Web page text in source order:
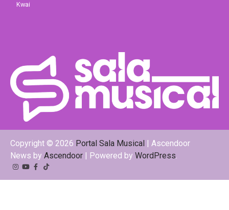
Kwai
Copyright © 2026 Portal Sala Musical | Ascendoor
News by Ascendoor | Powered by WordPress
Instagram
YouTube
Facebook
Tiktok